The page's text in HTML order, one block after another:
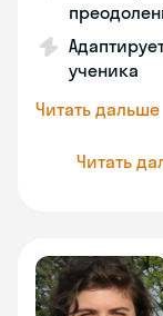
ученика
Читать дальше
Читать